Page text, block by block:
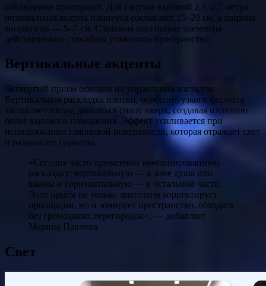
соблюдение пропорций. Для санузла высотой 2,5–2,7 метра
оптимальная высота плинтуса составляет 15–20 см, а ширина
молдингов — 5–7 см. Слишком массивные элементы
действительно способны утяжелить пространство.
Вертикальные акценты
Четвертый приём основан на управлении взглядом.
Вертикальная раскладка плитки, особенно узкого формата,
заставляет взгляд двигаться снизу вверх, создавая иллюзию
более высокого помещения. Эффект усиливается при
использовании глянцевой поверхности, которая отражает свет
и раздвигает границы.
«Сегодня часто применяют комбинированную
раскладку: вертикальную — в зоне душа или
ванны и горизонтальную — в остальной части.
Этот приём не только зрительно корректирует
пропорции, но и зонирует пространство, обходясь
без громоздких перегородок», — добавляет
Марина Павлова.
Свет